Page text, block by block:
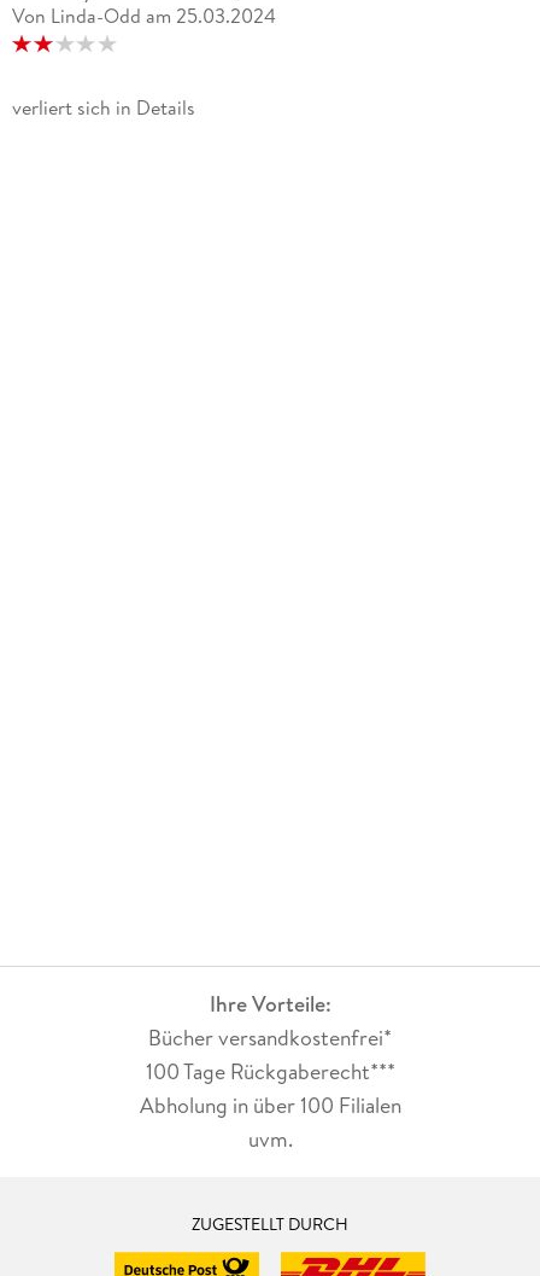
Von Linda-Odd am 25.03.2024
verliert sich in Details
Ihre Vorteile:
Bücher versandkostenfrei*
100 Tage Rückgaberecht***
Abholung in über 100 Filialen
uvm.
ZUGESTELLT DURCH